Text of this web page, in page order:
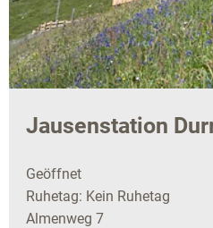
Jausenstation
Geöffnet
Ruhetag: Kein Ruhetag
Almenweg 7